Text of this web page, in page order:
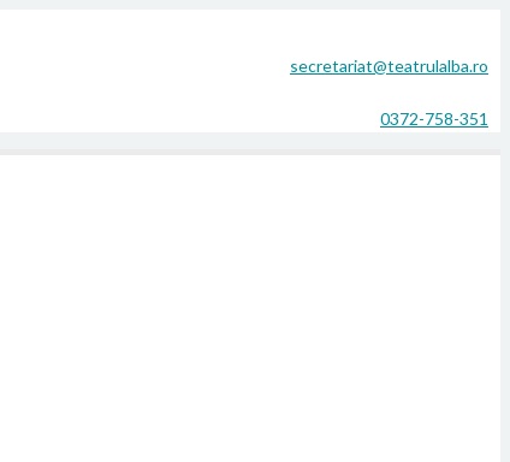
secretariat@teatrulalba.ro
0372-758-351